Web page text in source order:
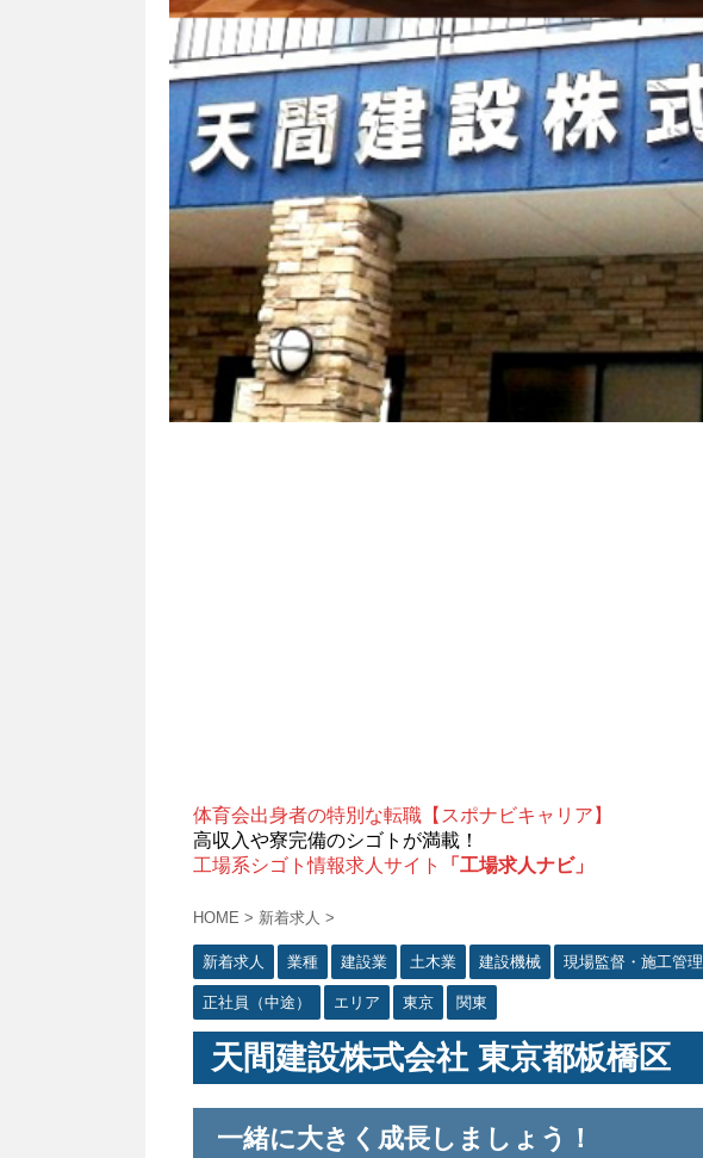
体育会出身者の特別な転職【スポナビキャリア】
高収入や寮完備のシゴトが満載！
工場系シゴト情報求人サイト
「工場求人ナビ」
HOME > 新着求人 >
新着求人 業種 建設業 土木業 建設機械 現場監督・施工管理
正社員（中途） エリア 東京 関東
天間建設株式会社 東京都板橋区
一緒に大きく成長しましょう！